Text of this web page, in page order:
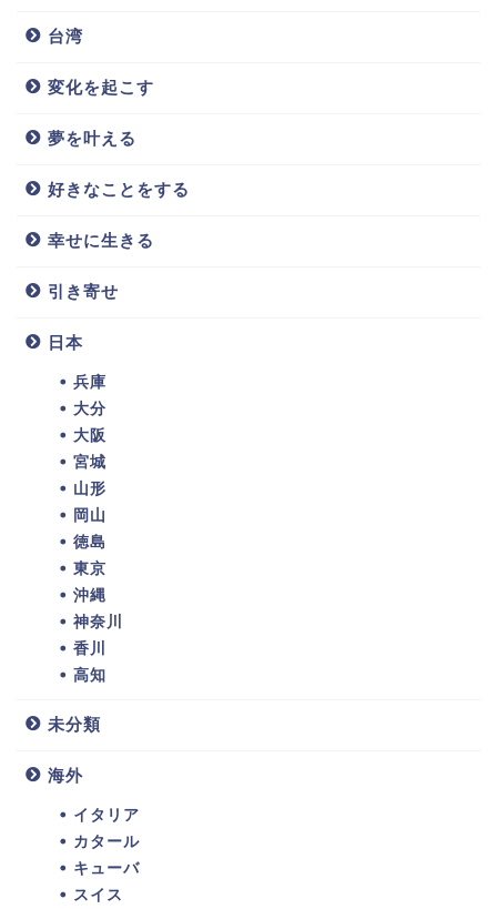
台湾
変化を起こす
夢を叶える
好きなことをする
幸せに生きる
引き寄せ
日本
兵庫
大分
大阪
宮城
山形
岡山
徳島
東京
沖縄
神奈川
香川
高知
未分類
海外
イタリア
カタール
キューバ
スイス